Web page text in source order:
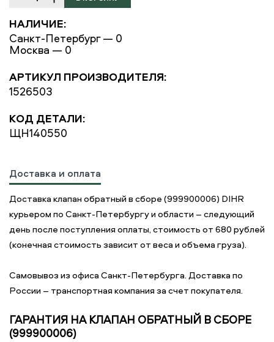
НАЛИЧИЕ:
Санкт-Петербург — 0
Москва — 0
АРТИКУЛ ПРОИЗВОДИТЕЛЯ:
1526503
КОД ДЕТАЛИ:
ЩН140550
Доставка и оплата
Доставка клапан обратный в сборе (999900006) DIHR
курьером по Санкт-Петербургу и области – следующий
день после поступления оплаты, стоимость от 680 рублей
(конечная стоимость зависит от веса и объема груза).
Самовывоз из офиса Санкт-Петербурга. Доставка по
России – транспортная компания за счет покупателя.
ГАРАНТИЯ НА КЛАПАН ОБРАТНЫЙ В СБОРЕ
(999900006)